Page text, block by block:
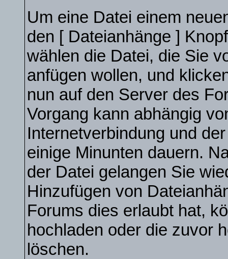
Um eine Datei einem
den [ Dateianhänge ]
wählen die Datei, die Sie
anfügen wollen, und
nun auf den Server des
Vorgang kann abhängig
Internetverbindung und
einige Minunten dauern.
der Datei gelangen Sie
Hinzufügen von
Forums dies erlaubt hat,
hochladen oder die zuvor
löschen.